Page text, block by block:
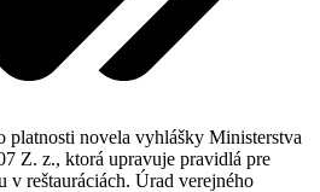
platnosti novela vyhlášky Ministerstva
Z. z., ktorá upravuje pravidlá pre
v reštauráciách. Úrad verejného